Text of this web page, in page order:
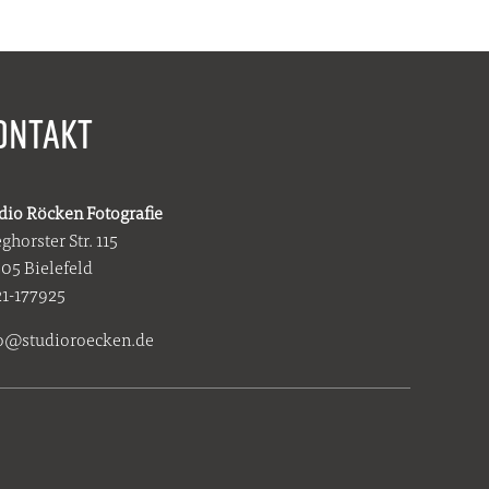
Röcken Fotografie
Str. 115
Bielefeld
177925